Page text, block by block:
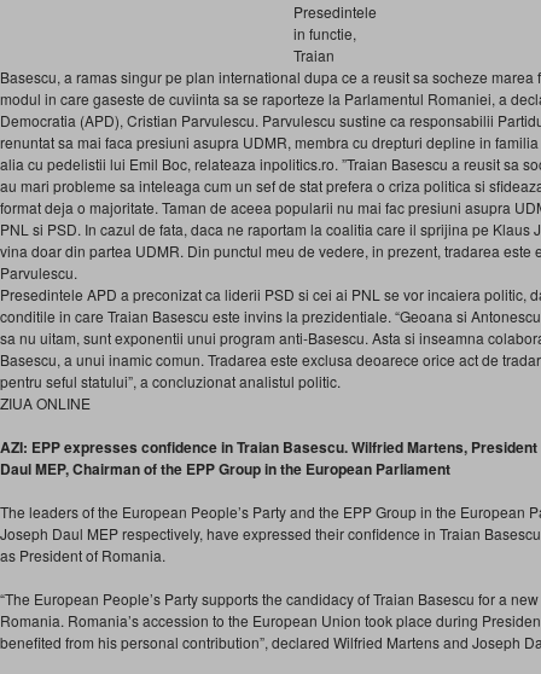
Presedintele
in functie,
Traian
Basescu, a ramas singur pe plan international dupa ce a reusit sa socheze
modul in care gaseste de cuviinta sa se raporteze la Parlamentul Romaniei, a
Democratia (APD), Cristian Parvulescu. Parvulescu sustine ca responsabilii
renuntat sa mai faca presiuni asupra UDMR, membra cu drepturi depline in
alia cu pedelistii lui Emil Boc, relateaza inpolitics.ro. ”Traian Basescu a reusit sa
au mari probleme sa inteleaga cum un sef de stat prefera o criza politica si
format deja o majoritate. Taman de aceea popularii nu mai fac presiuni asupra
PNL si PSD. In cazul de fata, daca ne raportam la coalitia care il sprijina pe Klaus
vina doar din partea UDMR. Din punctul meu de vedere, in prezent, tradarea este
Parvulescu.
Presedintele APD a preconizat ca liderii PSD si cei ai PNL se vor incaiera politic,
conditile in care Traian Basescu este invins la prezidentiale. “Geoana si
sa nu uitam, sunt exponentii unui program anti-Basescu. Asta si inseamna
Basescu, a unui inamic comun. Tradarea este exclusa deoarece orice act de
pentru seful statului”, a concluzionat analistul politic.
ZIUA ONLINE
AZI: EPP expresses confidence in Traian Basescu. Wilfried Martens,
Daul MEP, Chairman of the EPP Group in the European Parliament
The leaders of the European People’s Party and the EPP Group in the European
Joseph Daul MEP respectively, have expressed their confidence in Traian
as President of Romania.
“The European People’s Party supports the candidacy of Traian Basescu for a
Romania. Romania’s accession to the European Union took place during
benefited from his personal contribution”, declared Wilfried Martens and Joseph